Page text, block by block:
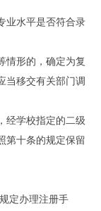
水平是否符合录
形的，确定为复
当移交有关部门调
学校指定的二级
第十条的规定保留
定办理注册手